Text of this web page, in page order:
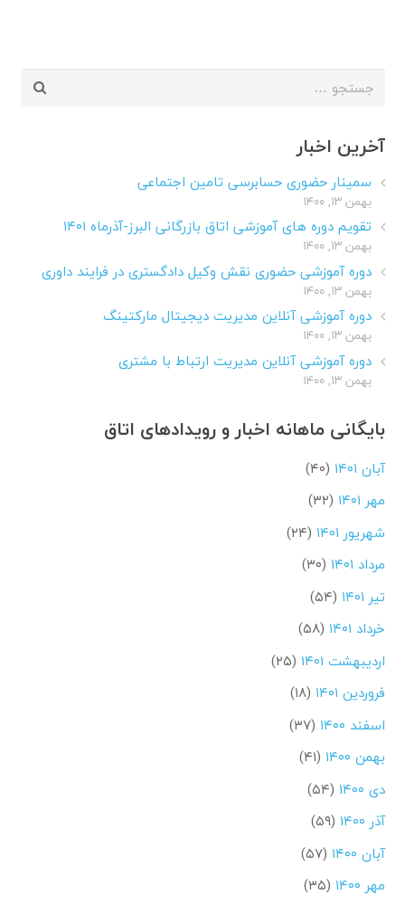
جستجو
آخرین اخبار
سمینار حضوری حسابرسی تامین اجتماعی
بهمن ۱۳, ۱۴۰۰
تقویم دوره های آموزشی اتاق بازرگانی البرز-آذرماه ۱۴۰۱
بهمن ۱۳, ۱۴۰۰
دوره آموزشی حضوری نقش وکیل دادگستری در فرایند داوری
بهمن ۱۳, ۱۴۰۰
دوره آموزشی آنلاین مدیریت دیجیتال مارکتینگ
بهمن ۱۳, ۱۴۰۰
دوره آموزشی آنلاین مدیریت ارتباط با مشتری
بهمن ۱۳, ۱۴۰۰
بایگانی ماهانه اخبار و رویدادهای اتاق
آبان ۱۴۰۱
(۴۰)
مهر ۱۴۰۱
(۳۲)
شهریور ۱۴۰۱
(۲۴)
مرداد ۱۴۰۱
(۳۰)
تیر ۱۴۰۱
(۵۴)
خرداد ۱۴۰۱
(۵۸)
اردیبهشت ۱۴۰۱
(۲۵)
فروردین ۱۴۰۱
(۱۸)
اسفند ۱۴۰۰
(۳۷)
بهمن ۱۴۰۰
(۴۱)
دی ۱۴۰۰
(۵۴)
آذر ۱۴۰۰
(۵۹)
آبان ۱۴۰۰
(۵۷)
مهر ۱۴۰۰
(۳۵)